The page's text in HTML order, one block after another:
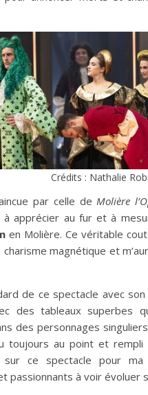
Crédits : Nathalie
par celle de Molière
à apprécier au fur et à
en Molière. Ce véritable
magnétique et
de ce spectacle avec
des tableaux superbes
des personnages
toujours au point et rempli
ce spectacle pour ma
passionnants à voir évoluer